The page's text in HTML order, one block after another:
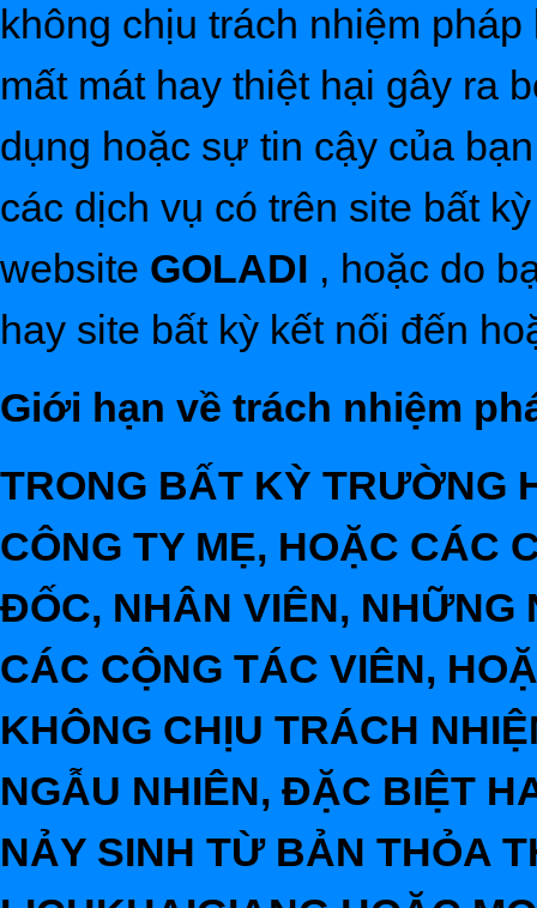
không chịu trách nhiệm
mất mát hay thiệt hại gây ra
dụng hoặc sự tin cậy của
các dịch vụ có trên site bất
website GOLADI , hoặc do
hay site bất kỳ kết nối đến
Giới hạn về trách nhiệm
TRONG BẤT KỲ TRƯỜNG
CÔNG TY MẸ, HOẶC CÁC
ĐỐC, NHÂN VIÊN,
CÁC CỘNG TÁC VIÊN,
KHÔNG CHỊU TRÁCH
NGẪU NHIÊN, ĐẶC BIỆT
NẢY SINH TỪ BẢN THỎA